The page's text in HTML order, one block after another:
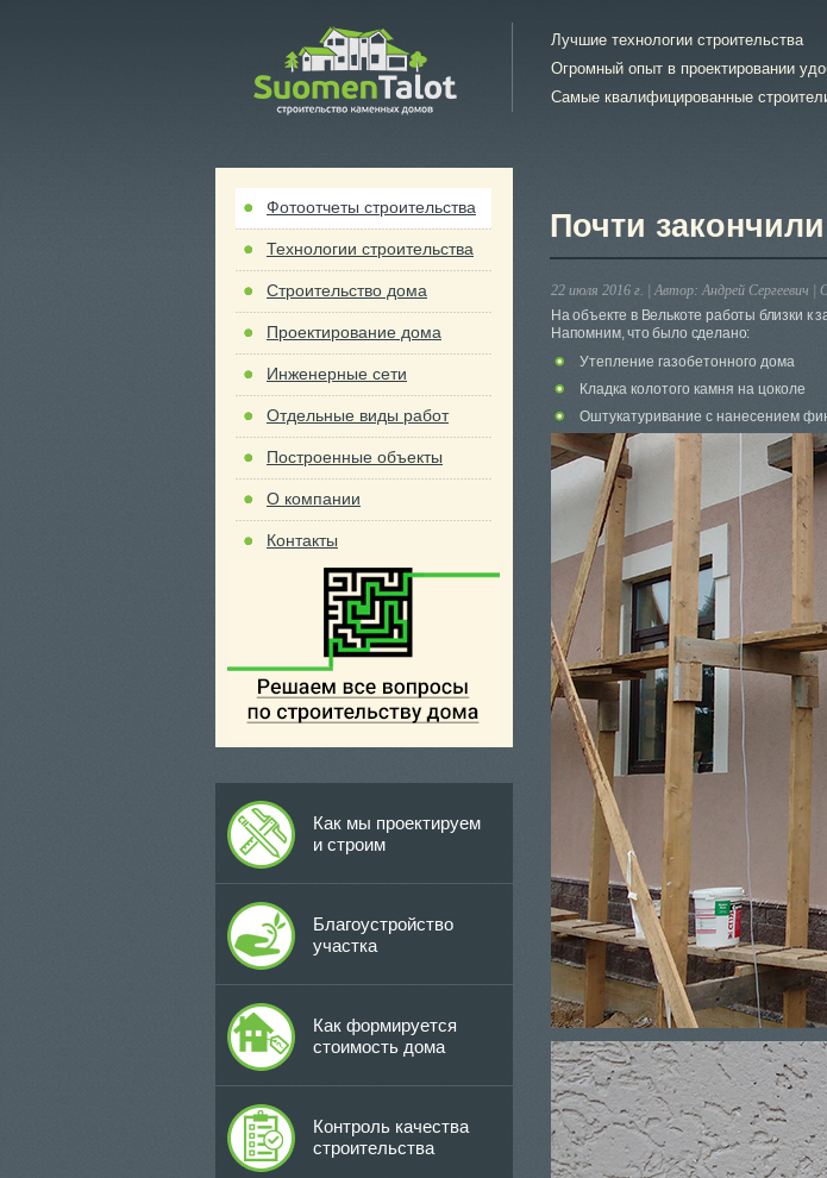
Лучшие технологии строительства
Огромный опыт в проектировании
Самые квалифицированные
Фотоотчеты строительства
Технологии строительства
Строительство дома
Проектирование дома
Инженерные сети
Отдельные виды работ
Построенные объекты
О компании
Контакты
Как мы проектируем
и строим
Благоустройство
участка
Как формируется
стоимость дома
Контроль качества
строительства
Почти
22 июля 2016 г. |Автор: Андрей Сергеевич
На объекте в Велькоте работы близки к
Напомним, что было сделано:
Утепление газобетонного дома
Кладка колотого камня на цоколе
Оштукатуривание с нанесением